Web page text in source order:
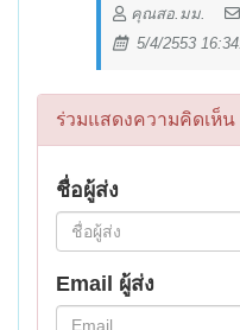
คุณสอ.มม.
5/4/2553
ร่วมแสดงความคิดเห็น
ชื่อผู้ส่ง
Email ผู้ส่ง